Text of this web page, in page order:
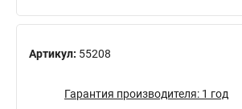
Артикул: 55208
Гарантия производителя: 1 год